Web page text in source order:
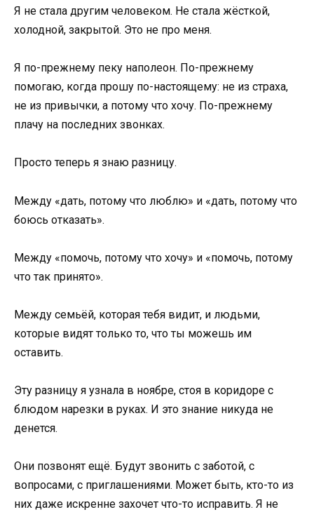
Я не стала другим человеком. Не стала жёсткой,
холодной, закрытой. Это не про меня.
Я по-прежнему пеку наполеон. По-прежнему
помогаю, когда прошу по-настоящему: не из страха,
не из привычки, а потому что хочу. По-прежнему
плачу на последних звонках.
Просто теперь я знаю разницу.
Между «дать, потому что люблю» и «дать, потому что
боюсь отказать».
Между «помочь, потому что хочу» и «помочь, потому
что так принято».
Между семьёй, которая тебя видит, и людьми,
которые видят только то, что ты можешь им
оставить.
Эту разницу я узнала в ноябре, стоя в коридоре с
блюдом нарезки в руках. И это знание никуда не
денется.
Они позвонят ещё. Будут звонить с заботой, с
вопросами, с приглашениями. Может быть, кто-то из
них даже искренне захочет что-то исправить. Я не